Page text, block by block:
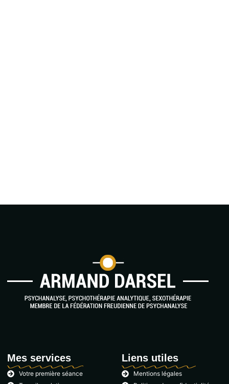
Mes services
Votre première séance
Liens utiles
Mentions légales